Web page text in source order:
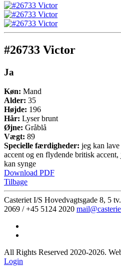
#26733 Victor
Ja
Køn: Mand
Alder: 35
Højde: 196
Hår: Lyser brunt
Øjne: Gråblå
Vægt: 89
Specielle færdigheder: jeg kan
accent og en flydende britisk
kan synge
Download PDF
Tilbage
Casteriet I/S Hovedvagtsgade 8, 5
2069 / +45 5124 2020
All Rights Reserved 2020-2026.
Login